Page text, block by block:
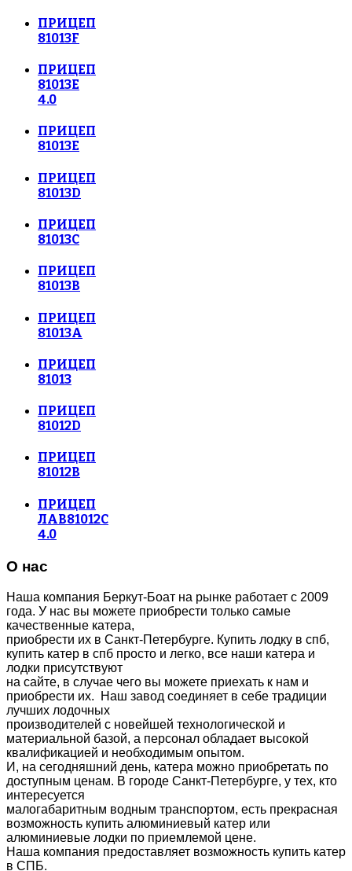
ПРИЦЕП
81013F
ПРИЦЕП
81013E
4.0
ПРИЦЕП
81013E
ПРИЦЕП
81013D
ПРИЦЕП
81013C
ПРИЦЕП
81013В
ПРИЦЕП
81013А
ПРИЦЕП
81013
ПРИЦЕП
81012D
ПРИЦЕП
81012В
ПРИЦЕП
ЛАВ81012С
4.0
О нас
Наша компания Беркут-Боат на рынке работает с 2009
года. У нас вы можете приобрести только самые
качественные катера,
приобрести их в Санкт-Петербурге. Купить лодку в спб,
купить катер в спб просто и легко, все наши катера и
лодки присутствуют
на сайте, в случае чего вы можете приехать к нам и
приобрести их. Наш завод соединяет в себе традиции
лучших лодочных
производителей с новейшей технологической и
материальной базой, а персонал обладает высокой
квалификацией и необходимым опытом.
И, на сегодняшний день, катера можно приобретать по
доступным ценам. В городе Санкт-Петербурге, у тех, кто
интересуется
малогабаритным водным транспортом, есть прекрасная
возможность купить алюминиевый катер или
алюминиевые лодки по приемлемой цене.
Наша компания предоставляет возможность купить катер
в СПБ.